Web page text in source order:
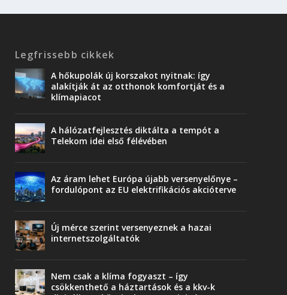
Legfrissebb cikkek
A hőkupolák új korszakot nyitnak: így
alakítják át az otthonok komfortját és a
klímapiacot
A hálózatfejlesztés diktálta a tempót a
Telekom idei első félévében
Az áram lehet Európa újabb versenyelőnye –
fordulópont az EU elektrifikációs akcióterve
Új mérce szerint versenyeznek a hazai
internetszolgáltatók
Nem csak a klíma fogyaszt – így
csökkenthető a háztartások és a kkv-k